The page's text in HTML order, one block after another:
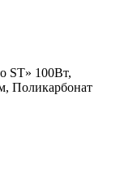
ST» 100Вт,
Поликарбонат